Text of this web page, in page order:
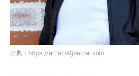
出典： https://artist.cdjournal.com